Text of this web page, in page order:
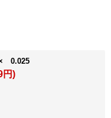
0.025
円)